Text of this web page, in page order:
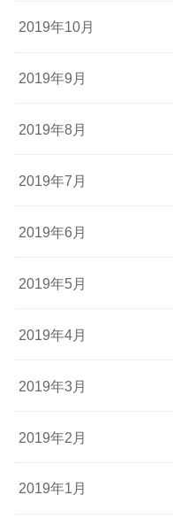
2019年10月
2019年9月
2019年8月
2019年7月
2019年6月
2019年5月
2019年4月
2019年3月
2019年2月
2019年1月